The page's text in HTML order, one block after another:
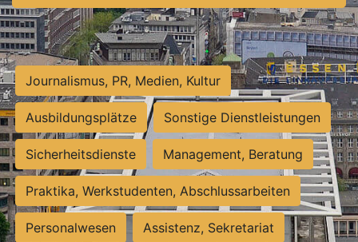
Journalismus, PR, Medien, Kultur
Ausbildungsplätze Sonstige Dienstleistungen
Sicherheitsdienste Management, Beratung
Praktika, Werkstudenten, Abschlussarbeiten
Personalwesen Assistenz, Sekretariat